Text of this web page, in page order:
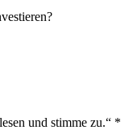
und stimme zu.“ *